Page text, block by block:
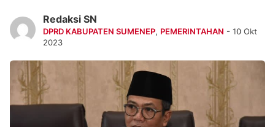
Redaksi SN
DPRD KABUPATEN SUMENEP, PEMERINTAHAN - 10 Okt
2023